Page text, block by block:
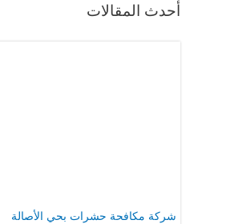
أحدث المقالات
شركة مكافحة حشرات بحي الأصالة